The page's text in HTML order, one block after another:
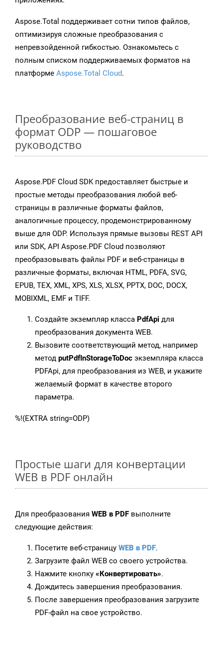
Aspose.Total поддерживает сотни типов файлов,
оптимизируя сложные преобразования с
непревзойденной гибкостью. Ознакомьтесь с
полным списком поддерживаемых форматов на
платформе Aspose.Total Cloud.
Преобразование веб-страниц в
формат ODP — пошаговое
руководство
Aspose.PDF Cloud SDK предоставляет быстрые и
простые методы преобразования любой веб-
страницы в различные форматы файлов,
аналогичные процессу, продемонстрированному
выше для ODP. Используя прямые вызовы REST API
или SDK, API Aspose.PDF Cloud позволяют
преобразовывать файлы PDF и веб-страницы в
различные форматы, включая HTML, PDFA, SVG,
EPUB, TEX, XML, XPS, XLS, XLSX, PPTX, DOC, DOCX,
MOBIXML, EMF и TIFF.
Создайте экземпляр класса PdfApi для
преобразования документа WEB.
Вызовите соответствующий метод, например
метод putPdfInStorageToDoc экземпляра класса
PDFApi, для преобразования из WEB, и укажите
желаемый формат в качестве второго
параметра.
%!(EXTRA string=ODP)
Простые шаги для конвертации
WEB в PDF онлайн
Для преобразования WEB в PDF выполните
следующие действия:
Посетите веб-страницу WEB в PDF.
Загрузите файл WEB со своего устройства.
Нажмите кнопку «Конвертировать».
Дождитесь завершения преобразования.
После завершения преобразования загрузите
PDF-файл на свое устройство.